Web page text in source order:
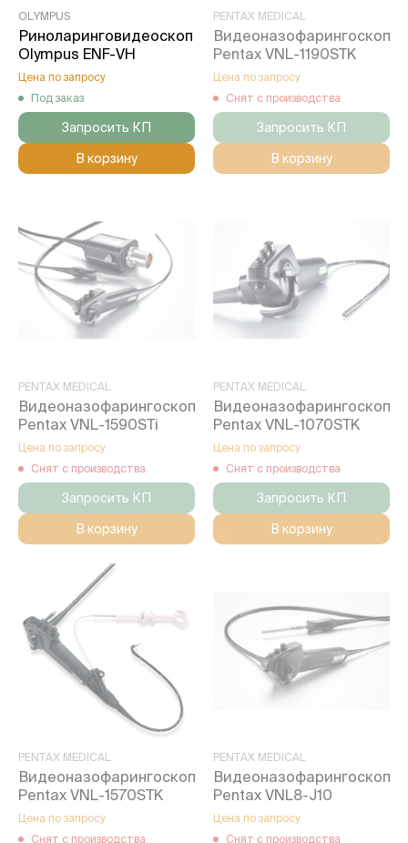
OLYMPUS
Риноларинговидеоскоп
Olympus ENF-VH
Цена по запросу
Под заказ
Запросить КП
В корзину
PENTAX MEDICAL
Видеоназофарингоскоп
Pentax VNL-1190STK
Цена по запросу
Снят с производства
Запросить КП
В корзину
PENTAX MEDICAL
Видеоназофарингоскоп
Pentax VNL-1590STi
Цена по запросу
Снят с производства
Запросить КП
В корзину
PENTAX MEDICAL
Видеоназофарингоскоп
Pentax VNL-1070STK
Цена по запросу
Снят с производства
Запросить КП
В корзину
PENTAX MEDICAL
Видеоназофарингоскоп
Pentax VNL-1570STK
Цена по запросу
Снят с производства
PENTAX MEDICAL
Видеоназофарингоскоп
Pentax VNL8-J10
Цена по запросу
Снят с производства